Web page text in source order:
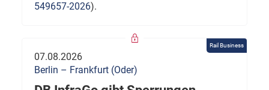
549657-2026).
Rail Business
07.08.2026
Berlin – Frankfurt (Oder)